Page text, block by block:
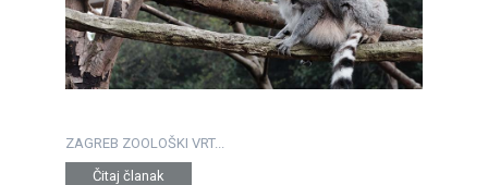
ZAGREB ZOOLOŠKI VRT...
Čitaj članak